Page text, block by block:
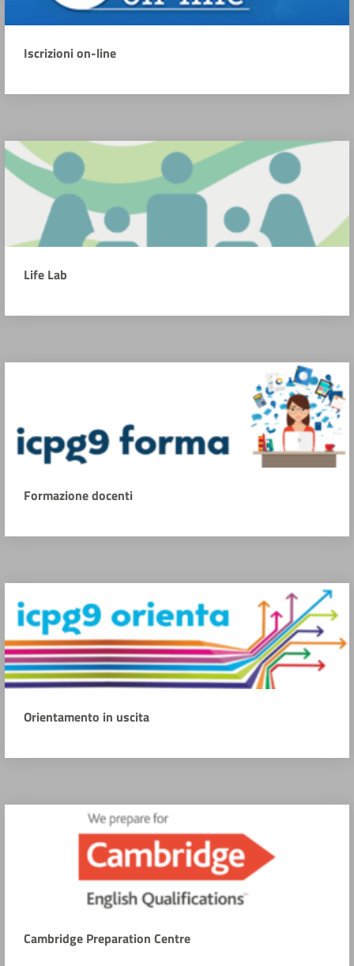
Iscrizioni on-line
Life Lab
Formazione docenti
Orientamento in uscita
Cambridge Preparation Centre